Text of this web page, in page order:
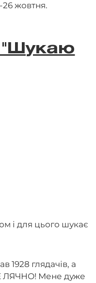
26 жовтня.
"Шукаю
і для цього шукає
1928 глядачів, а
ЛЯЧНО! Мене дуже